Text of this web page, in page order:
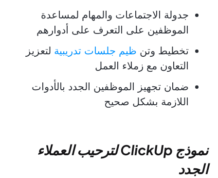
جدولة الاجتماعات والمهام لمساعدة
الموظفين على التعرف على أدوارهم
تخطيط وتن ظيم جلسات تدريبية لتعزيز
التعاون مع زملاء العمل
ضمان تجهيز الموظفين الجدد بالأدوات
اللازمة بشكل صحيح
نموذج ClickUp لترحيب العملاء
الجدد